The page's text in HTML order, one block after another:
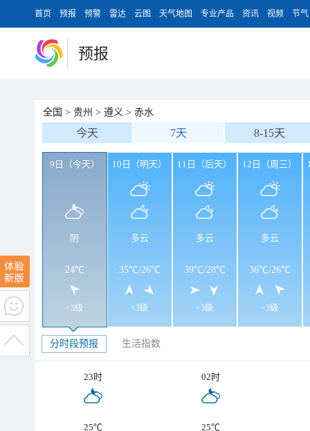
首页 预报 预警 雷达 云图 天气地图 专业产品 资讯 视频 节气
预报
全国 > 贵州 > 遵义 > 赤水
今天 7天 8-15天
9日（今天）
阴
24℃
<3级
10日（明天）
多云
35℃/26℃
<3级
11日（后天）
多云
39℃/28℃
<3级
12日（周三）
多云
36℃/26℃
<3级
分时段预报 生活指数
23时 02时
25℃ 25℃